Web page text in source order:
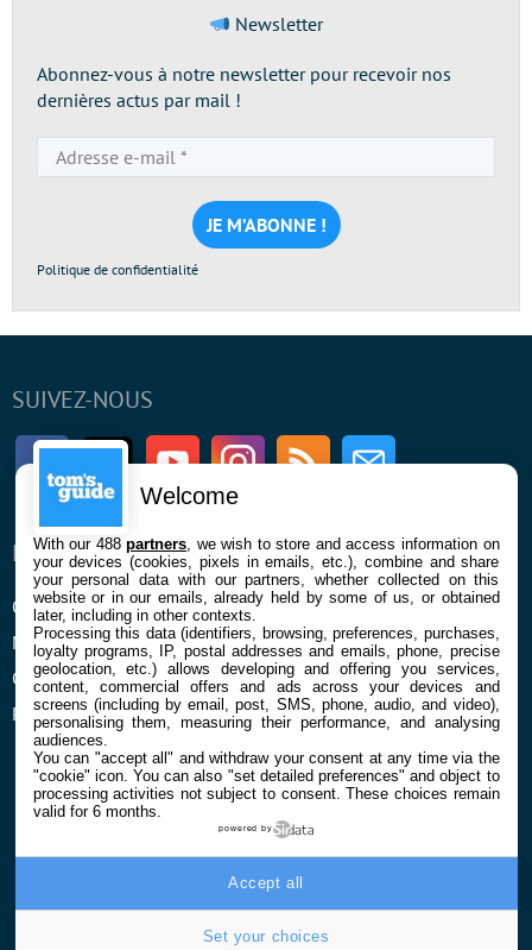
Newsletter
Abonnez-vous à notre newsletter pour recevoir nos
dernières actus par mail !
e-
mail
*
Politique de confidentialité
SUIVEZ-NOUS
FacebookTwitter Youtube InstagramRSS Newsletter
ENTREPRISE
Qui sommes nous
Mentions légales et CGU
Confidentialité et Cookies
Préférences cookies
À PROPOS
La rédaction
Contact
Welcome
With our 488partners , we wish to store and access information on
your devices (cookies, pixels in emails, etc.), combine and share
your personal data with our partners, whether collected on this
website or in our emails, already held by some of us, or obtained
later, including in other contexts.
Processing this data (identifiers, browsing, preferences, purchases,
loyalty programs, IP, postal addresses and emails, phone, precise
geolocation, etc.) allows developing and offering you services,
content, commercial offers and ads across your devices and
screens (including by email, post, SMS, phone, audio, and video),
personalising them, measuring their performance, and analysing
audiences.
You can "accept all" and withdraw your consent at any time via the
"cookie" icon. You can also "set detailed preferences" and object to
processing activities not subject to consent. These choices remain
valid for 6 months.
powered by
Set your choices
Accept all